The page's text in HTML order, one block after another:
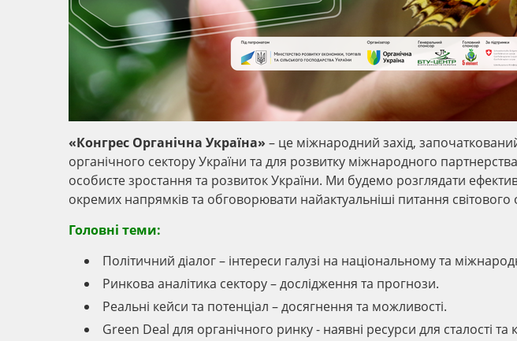
«Конгрес Органічна Україна» – це міжнародний захід,
органічного сектору України та для розвитку міжнародного
особисте зростання та розвиток України. Ми будемо розглядати
окремих напрямків та обговорювати найактуальніші питання
Головні теми:
Політичний діалог – інтереси галузі на національному та
Ринкова аналітика сектору – дослідження та прогнози.
Реальні кейси та потенціал – досягнення та можливості.
Green Deal для органічного ринку - наявні ресурси для сталості та